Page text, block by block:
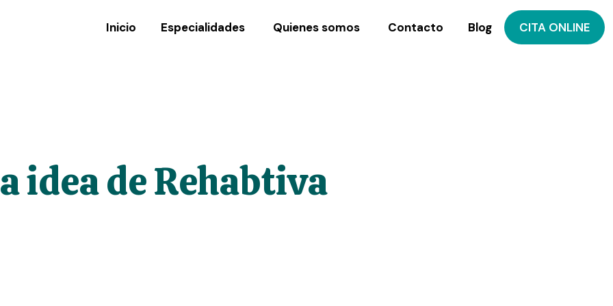
Inicio Especialidades Quienes somos Contacto Blog CITA ONLINE
idea de Rehabtiva